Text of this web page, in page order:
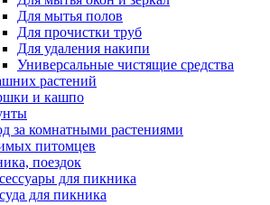
Для мытья полов
Для прочистки труб
Для удаления накипи
Универсальные чистящие средства
растений
и кашпо
за комнатными растениями
питомцев
поездок
для пикника
для пикника